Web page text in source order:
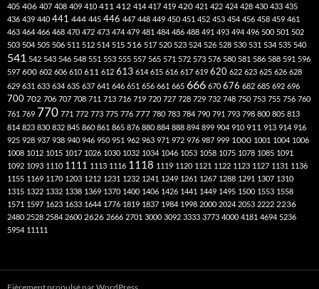
405 406 407 408 409 410 411 412 414 417 419 420 421 422 424 428 430 433 435
436 439 440 441 444 445 446 447 448 449 450 451 452 453 454 456 458 459 461
463 464 466 468 470 472 473 474 479 481 484 486 488 491 493 494 496 500 501 502
503 504 505 506 511 512 514 515 516 517 520 523 524 526 528 530 531 534 535 540
541 542 543 546 548 551 553 555 557 565 571 572 573 576 580 581 586 588 591 596
597 600 602 606 610 611 612 613 614 615 616 617 619 620 622 623 625 626 628
629 631 633 634 635 637 641 646 651 656 661 665 666 670 676 682 685 692 696
700 702 706 707 708 711 713 716 719 720 727 728 729 732 748 750 753 755 756 760
761 769 770 771 772 773 775 776 777 780 783 784 790 791 793 798 800 805 813
814 823 830 832 845 860 861 865 876 880 884 888 894 899 904 910 911 913 914 916
925 928 937 938 940 946 950 951 962 963 971 972 976 987 999 1000 1001 1004 1006
1008 1012 1015 1017 1026 1030 1032 1034 1046 1053 1058 1075 1078 1085 1091
1092 1093 1110 1111 1113 1116 1118 1119 1120 1121 1122 1123 1127 1131 1136
1155 1169 1170 1203 1212 1231 1232 1241 1249 1261 1267 1288 1291 1307 1310
1315 1322 1332 1338 1369 1370 1400 1406 1426 1441 1449 1495 1500 1553 1558
1571 1597 1623 1633 1644 1776 1819 1837 1984 1998 2000 2024 2053 2222 2236
2480 2528 2584 2600 2626 2666 2701 3000 3092 3333 3773 4000 4181 4694 5236
5954 11111